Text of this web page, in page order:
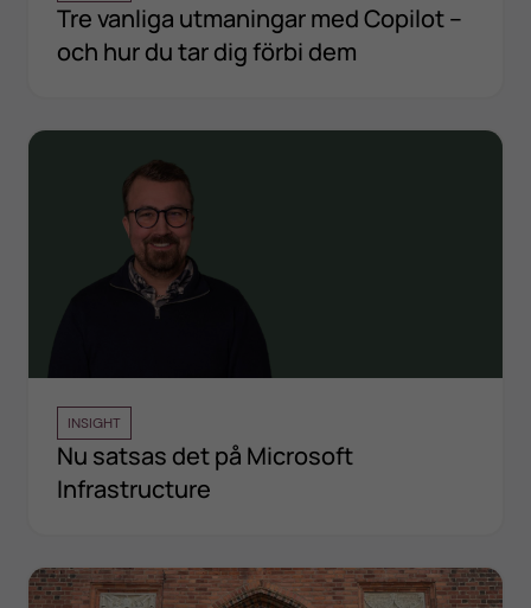
Tre vanliga utmaningar med Copilot –
och hur du tar dig förbi dem
INSIGHT
Nu satsas det på Microsoft
Infrastructure